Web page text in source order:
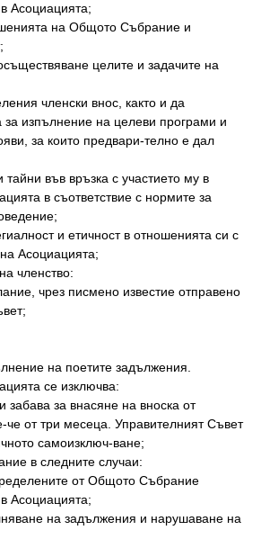
Асоциацията;
на Общото Събрание и
целите и задачите на
членски внос, както и да
за изпълнение на целеви програми и
за които предвари-телно е дал
тайни във връзка с участието му в
в съответствие с нормите за
и етичност в отношенията си с
Асоциацията;
членство:
чрез писмено известие отправено
на поетите задължения.
се изключва:
забава за внасяне на вноска от
че от три месеца. Управителният Съвет
самоизключ-ване;
в следните случаи:
от Общото Събрание
Асоциацията;
на задължения и нарушаване на